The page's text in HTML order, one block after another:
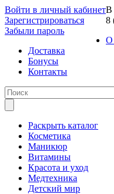
Войти в личный кабинет
Зарегистрироваться
Забыли пароль
В
8
О
Доставка
Бонусы
Контакты
Раскрыть каталог
Косметика
Маникюр
Витамины
Красота и уход
Медтехника
Детский мир